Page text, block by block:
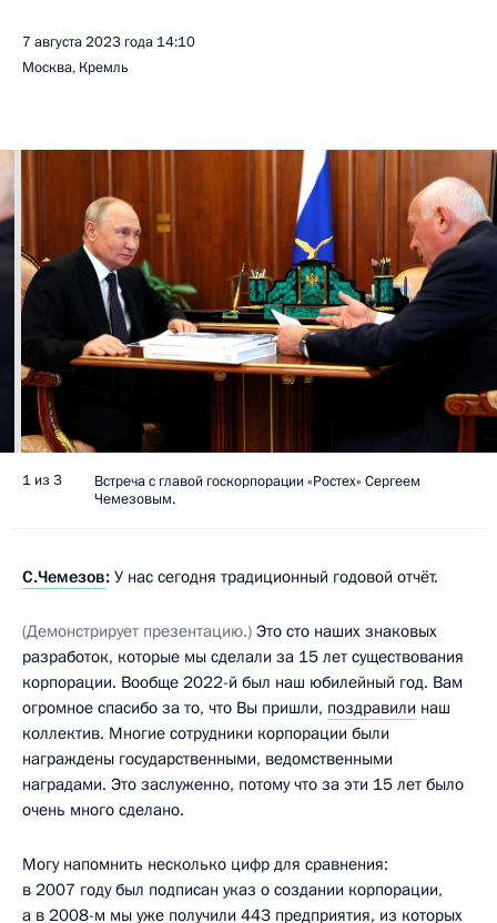
7 августа 2023 года 14:10
Москва, Кремль
1 из 3
Встреча с главой госкорпорации «Ростех» Сергеем
Чемезовым.
С.Чемезов: У нас сегодня традиционный годовой отчёт.
(Демонстрирует презентацию.) Это сто наших знаковых
разработок, которые мы сделали за 15 лет существования
корпорации. Вообще 2022-й был наш юбилейный год. Вам
огромное спасибо за то, что Вы пришли, поздравили наш
коллектив. Многие сотрудники корпорации были
награждены государственными, ведомственными
наградами. Это заслуженно, потому что за эти 15 лет было
очень много сделано.
Могу напомнить несколько цифр для сравнения:
в 2007 году был подписан указ о создании корпорации,
а в 2008-м мы уже получили 443 предприятия, из которых